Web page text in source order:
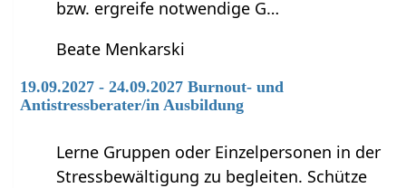
bzw. ergreife notwendige G…
Beate Menkarski
19.09.2027 - 24.09.2027 Burnout- und
Antistressberater/in Ausbildung
Lerne Gruppen oder Einzelpersonen in der
Stressbewältigung zu begleiten. Schütze